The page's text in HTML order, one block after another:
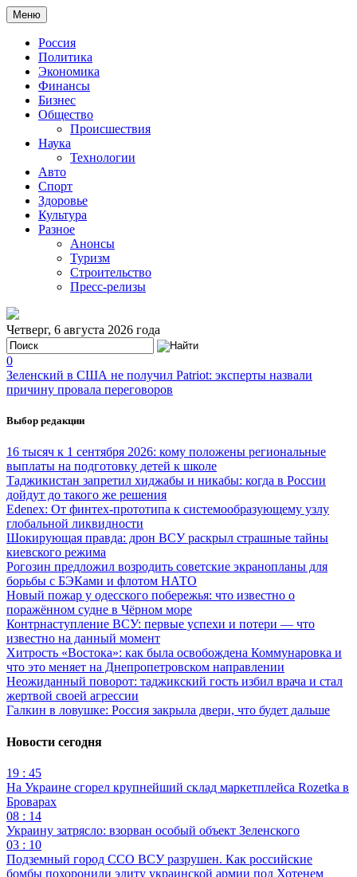
Меню
Россия
Политика
Экономика
Финансы
Бизнес
Общество
Происшествия
Наука
Технологии
Авто
Спорт
Здоровье
Культура
Разное
Анонсы
Туризм
Строительство
Пресс-релизы
Четверг, 6 августа 2026 года
0
Зеленский в США не получил Patriot: эксперты назвали
причину провала переговоров
Выбор редакции
16 тысяч к 1 сентября 2026: кому положены региональные
выплаты на подготовку детей к школе
Таджикистан запретил хиджабы и никабы: когда в России
дойдут до такого же решения
Edenex: От финтех-прототипа к системообразующему узлу
глобальной ликвидности
Шокирующая правда: дрон ВСУ раскрыл страшные тайны
киевского режима
Рогозин предложил возродить советские экранопланы для
борьбы с БЭКами и флотом НАТО
Новый пожар у одесского побережья: что известно о
поражённом судне в Чёрном море
Контрнаступление ВСУ: первые успехи и потери — что
известно на данный момент
Хитрость «Востока»: как была освобождена Коммунаровка и
что это меняет на Днепропетровском направлении
Неожиданный поворот: таджикский гость избил врача и стал
жертвой своей агрессии
Галкин в ловушке: Россия закрыла двери, что будет дальше
Новости сегодня
19 : 45
На Украине сгорел крупнейший склад маркетплейса Rozetka в
Броварах
08 : 14
Украину затрясло: взорван особый объект Зеленского
03 : 10
Подземный город ССО ВСУ разрушен. Как российские
бомбы похоронили элиту украинской армии под Хотенем